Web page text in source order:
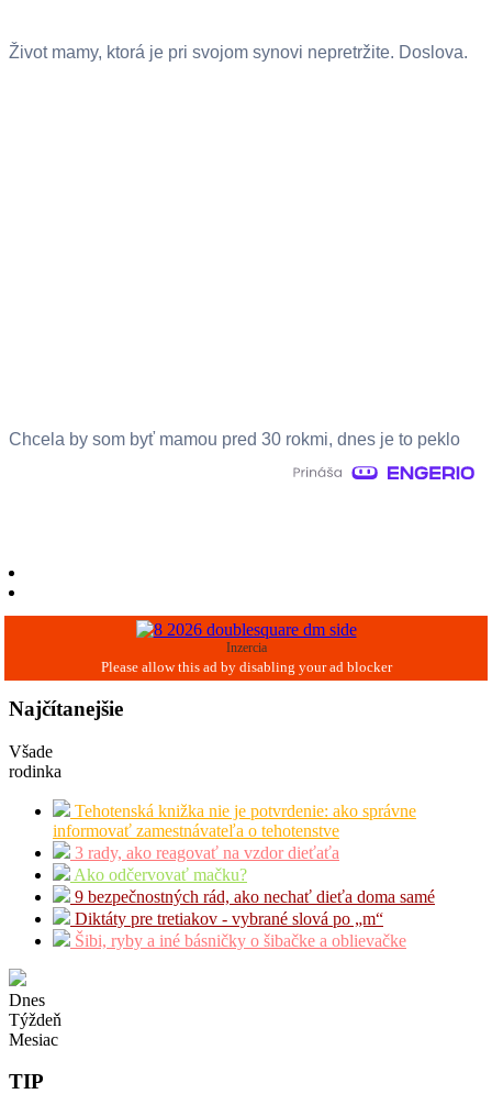
Život mamy, ktorá je pri svojom synovi nepretržite. Doslova.
Chcela by som byť mamou pred 30 rokmi, dnes je to peklo
Inzercia
Najčítanejšie
Všade
rodinka
Tehotenská knižka nie je potvrdenie: ako správne
informovať zamestnávateľa o tehotenstve
3 rady, ako reagovať na vzdor dieťaťa
Ako odčervovať mačku?
9 bezpečnostných rád, ako nechať dieťa doma samé
Diktáty pre tretiakov - vybrané slová po „m“
Šibi, ryby a iné básničky o šibačke a oblievačke
Dnes
Týždeň
Mesiac
TIP